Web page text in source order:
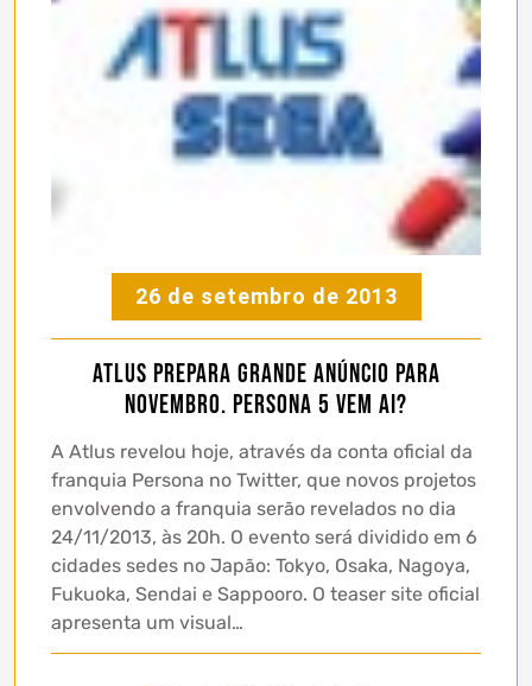
26 de setembro de 2013
Atlus prepara grande anúncio para
Novembro. Persona 5 vem ai?
A Atlus revelou hoje, através da conta oficial da
franquia Persona no Twitter, que novos projetos
envolvendo a franquia serão revelados no dia
24/11/2013, às 20h. O evento será dividido em 6
cidades sedes no Japão: Tokyo, Osaka, Nagoya,
Fukuoka, Sendai e Sappooro. O teaser site oficial
apresenta um visual…